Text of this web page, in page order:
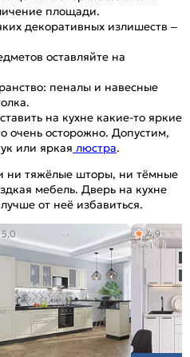
площади.
декоративных излишеств –
оставляйте на
пеналы и навесные
на кухне какие-то яркие
очень осторожно. Допустим,
или яркая люстра.
ни тяжёлые шторы, ни тёмные
мебель. Дверь на кухне
от неё избавиться.
5,0 4,9